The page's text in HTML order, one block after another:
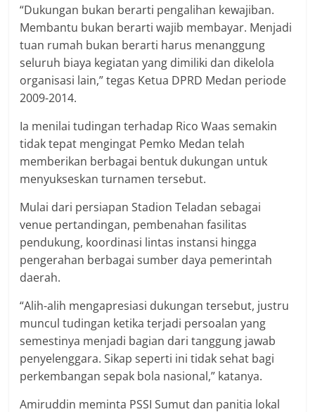
“Dukungan bukan berarti pengalihan kewajiban.
Membantu bukan berarti wajib membayar. Menjadi
tuan rumah bukan berarti harus menanggung
seluruh biaya kegiatan yang dimiliki dan dikelola
organisasi lain,” tegas Ketua DPRD Medan periode
2009-2014.
Ia menilai tudingan terhadap Rico Waas semakin
tidak tepat mengingat Pemko Medan telah
memberikan berbagai bentuk dukungan untuk
menyukseskan turnamen tersebut.
Mulai dari persiapan Stadion Teladan sebagai
venue pertandingan, pembenahan fasilitas
pendukung, koordinasi lintas instansi hingga
pengerahan berbagai sumber daya pemerintah
daerah.
“Alih-alih mengapresiasi dukungan tersebut, justru
muncul tudingan ketika terjadi persoalan yang
semestinya menjadi bagian dari tanggung jawab
penyelenggara. Sikap seperti ini tidak sehat bagi
perkembangan sepak bola nasional,” katanya.
Amiruddin meminta PSSI Sumut dan panitia lokal